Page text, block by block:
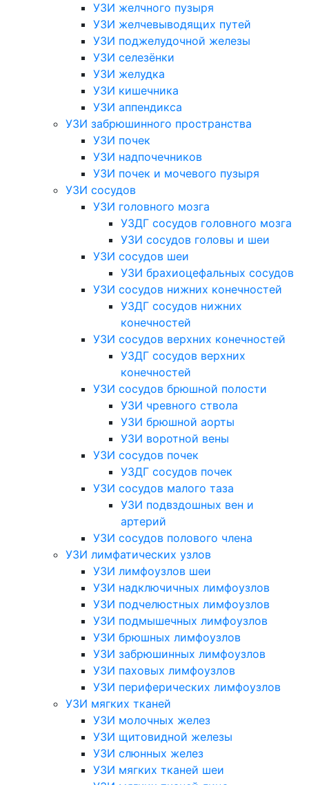
УЗИ желчного пузыря
УЗИ желчевыводящих путей
УЗИ поджелудочной железы
УЗИ селезёнки
УЗИ желудка
УЗИ кишечника
УЗИ аппендикса
УЗИ забрюшинного пространства
УЗИ почек
УЗИ надпочечников
УЗИ почек и мочевого пузыря
УЗИ сосудов
УЗИ головного мозга
УЗДГ сосудов головного мозга
УЗИ сосудов головы и шеи
УЗИ сосудов шеи
УЗИ брахиоцефальных сосудов
УЗИ сосудов нижних конечностей
УЗДГ сосудов нижних
конечностей
УЗИ сосудов верхних конечностей
УЗДГ сосудов верхних
конечностей
УЗИ сосудов брюшной полости
УЗИ чревного ствола
УЗИ брюшной аорты
УЗИ воротной вены
УЗИ сосудов почек
УЗДГ сосудов почек
УЗИ сосудов малого таза
УЗИ подвздошных вен и
артерий
УЗИ сосудов полового члена
УЗИ лимфатических узлов
УЗИ лимфоузлов шеи
УЗИ надключичных лимфоузлов
УЗИ подчелюстных лимфоузлов
УЗИ подмышечных лимфоузлов
УЗИ брюшных лимфоузлов
УЗИ забрюшинных лимфоузлов
УЗИ паховых лимфоузлов
УЗИ периферических лимфоузлов
УЗИ мягких тканей
УЗИ молочных желез
УЗИ щитовидной железы
УЗИ слюнных желез
УЗИ мягких тканей шеи